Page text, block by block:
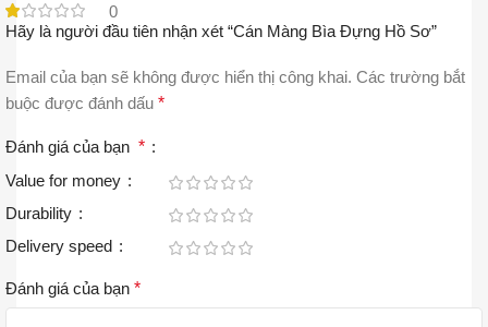
0
Hãy là người đầu tiên nhận xét “Cán Màng Bìa Đựng Hồ Sơ”
Email của bạn sẽ không được hiển thị công khai. Các trường bắt
buộc được đánh dấu *
Đánh giá của bạn *
Value for money
Durability
Delivery speed
Đánh giá của bạn *